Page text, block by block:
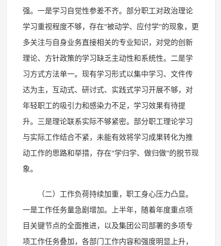
强。一是学习自觉性参差不齐。部分职工对政治理论
学习重视程度不够，存在"被动学、应付学"的现象，更
多关注与自身业务直接相关的专业知识，对党的创新
理论、方针政策的学习缺乏主动性和系统性。二是学
习方式方法单一。现有学习形式以集中学习、文件传
达为主，互动式、研讨式、实践式学习开展不够，对
年轻职工的吸引力和感染力不足，学习效果有待提
升。三是理论联系实际不够紧密。部分职工理论学习
与实际工作结合不紧，未能有效将学习成果转化为推
动工作的思路和举措，存在"学归学、做归做"的脱节现
象。
（二）工作负荷持续加重，职工身心压力凸显。
一是工作任务量急剧增加。上半年，随着年度重点项
目关键节点的全面推进，以及集团公司部署的多项专
项工作任务叠加，各部门工作内容和强度明显上升，